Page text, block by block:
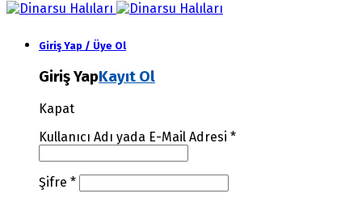
Giriş Yap / Üye Ol
Giriş YapKayıt Ol
Kapat
Kullanıcı Adı yada E-Mail Adresi *
Şifre *